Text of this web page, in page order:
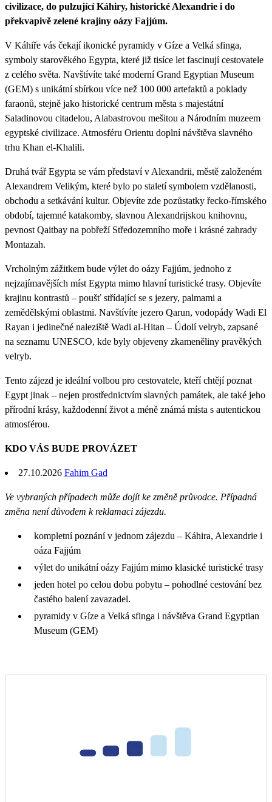
civilizace, do pulzující Káhiry, historické Alexandrie i do
překvapivě zelené krajiny oázy Fajjúm.
V Káhiře vás čekají ikonické pyramidy v Gíze a Velká sfinga,
symboly starověkého Egypta, které již tisíce let fascinují cestovatele
z celého světa. Navštívíte také moderní Grand Egyptian Museum
(GEM) s unikátní sbírkou více než 100 000 artefaktů a poklady
faraonů, stejně jako historické centrum města s majestátní
Saladinovou citadelou, Alabastrovou mešitou a Národním muzeem
egyptské civilizace. Atmosféru Orientu doplní návštěva slavného
trhu Khan el-Khalili.
Druhá tvář Egypta se vám představí v Alexandrii, městě založeném
Alexandrem Velikým, které bylo po staletí symbolem vzdělanosti,
obchodu a setkávání kultur. Objevíte zde pozůstatky řecko-římského
období, tajemné katakomby, slavnou Alexandrijskou knihovnu,
pevnost Qaitbay na pobřeží Středozemního moře i krásné zahrady
Montazah.
Vrcholným zážitkem bude výlet do oázy Fajjúm, jednoho z
nejzajímavějších míst Egypta mimo hlavní turistické trasy. Objevíte
krajinu kontrastů – poušť střídající se s jezery, palmami a
zemědělskými oblastmi. Navštívíte jezero Qarun, vodopády Wadi El
Rayan i jedinečné naleziště Wadi al-Hitan – Údolí velryb, zapsané
na seznamu UNESCO, kde byly objeveny zkameněliny pravěkých
velryb.
Tento zájezd je ideální volbou pro cestovatele, kteří chtějí poznat
Egypt jinak – nejen prostřednictvím slavných památek, ale také jeho
přírodní krásy, každodenní život a méně známá místa s autentickou
atmosférou.
KDO VÁS BUDE PROVÁZET
27.10.2026 Fahim Gad
Ve vybraných případech může dojít ke změně průvodce. Případná
změna není důvodem k reklamaci zájezdu.
kompletní poznání v jednom zájezdu – Káhira, Alexandrie i
oáza Fajjúm
výlet do unikátní oázy Fajjúm mimo klasické turistické trasy
jeden hotel po celou dobu pobytu – pohodlné cestování bez
častého balení zavazadel.
pyramidy v Gíze a Velká sfinga i návštěva Grand Egyptian
Museum (GEM)